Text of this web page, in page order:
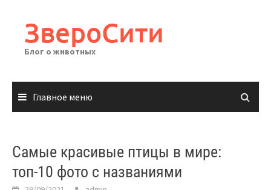
содержимому
ЗвероСити
Блог о животных
Главное меню
Самые красивые птицы в мире:
топ-10 фото с названиями